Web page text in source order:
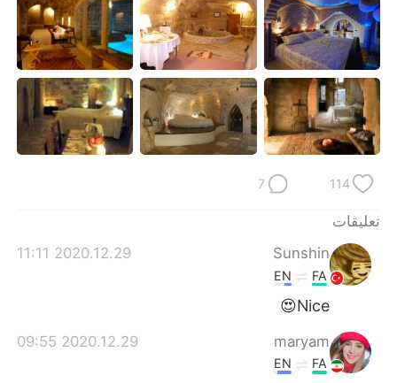
Português
114
7
تعليقات
Sunshin
2020.12.29 11:11
FA
EN
Nice😍
maryam
2020.12.29 09:55
FA
EN